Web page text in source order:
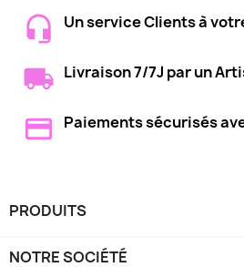
Un service Clients à
Livraison 7/7J par un
Paiements sécurisés
PRODUITS
NOTRE SOCIÉTÉ